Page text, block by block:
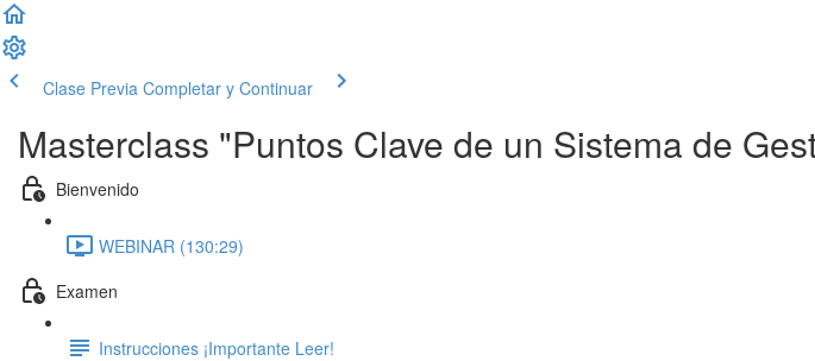
Clase Previa Completar y Continuar
Masterclass "Puntos Clave de un Sistema de
Bienvenido
WEBINAR (130:29)
Examen
Instrucciones ¡Importante Leer!